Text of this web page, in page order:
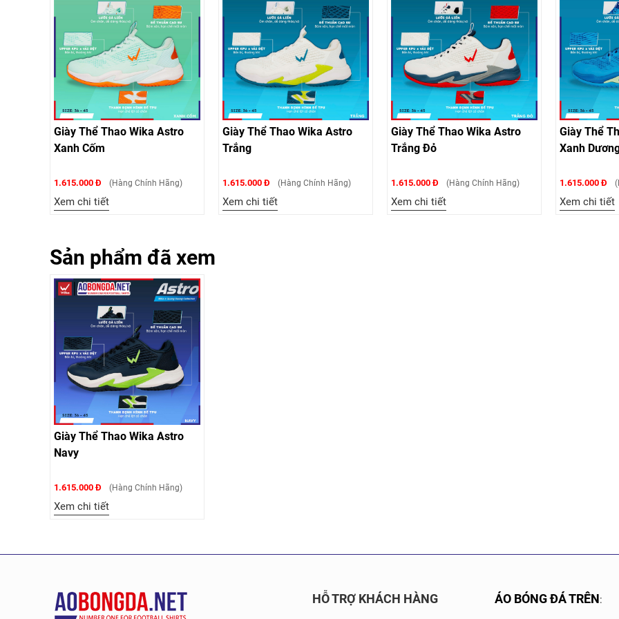
Giày Thể Thao Wika Astro
Xanh Cốm
1.615.000 Đ (Hàng Chính Hãng)
Xem chi tiết
Giày Thể Thao Wika Astro
Trắng
1.615.000 Đ (Hàng Chính Hãng)
Xem chi tiết
Giày Thể Thao Wika Astro
Trắng Đỏ
1.615.000 Đ (Hàng Chính Hãng)
Xem chi tiết
Giày Thể
Xanh
1.615.000 Đ
Xem chi tiết
Sản phẩm đã xem
Giày Thể Thao Wika Astro
Navy
1.615.000 Đ (Hàng Chính Hãng)
Xem chi tiết
HỖ TRỢ KHÁCH HÀNG ÁO BÓNG ĐÁ TRÊN: